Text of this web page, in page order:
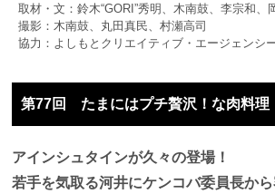
取材・文：鈴木“GORI”秀明、木南鼓、李宗和、
撮影：木南鼓、丸田真民、村瀬高司
協力：よしもとクリエイティブ・エージェンシ
第77回 たまにはプチ贅沢！な肉料理
アインシュタインが久々の登場！
若手を気取る河井にケンコバ委員長か